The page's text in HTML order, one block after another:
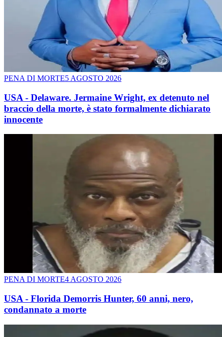
PENA DI MORTE5 AGOSTO 2026
USA - Delaware. Jermaine Wright, ex detenuto nel
braccio della morte, è stato formalmente dichiarato
innocente
PENA DI MORTE4 AGOSTO 2026
USA - Florida Demorris Hunter, 60 anni, nero,
condannato a morte